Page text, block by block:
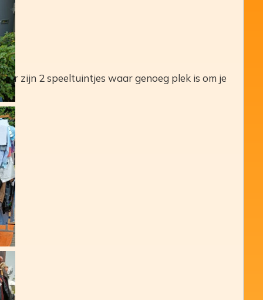
er zijn 2 speeltuintjes waar genoeg plek is om je